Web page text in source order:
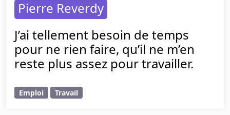
Pierre Reverdy
J’ai tellement besoin de temps
pour ne rien faire, qu’il ne m’en
reste plus assez pour travailler.
Emploi Travail